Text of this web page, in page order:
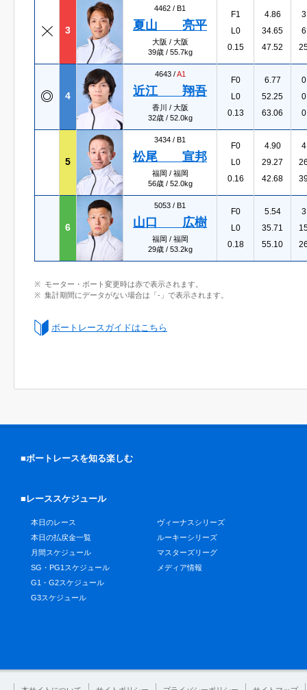
3
4462 / B1
夏山 亮平
大阪 / 大阪
39歳 / 55.7kg
F1
L0
0.15
4.86
34.65
47.52
4
4643 /A1
近江 翔吾
香川 / 大阪
32歳 / 52.0kg
F0
L0
0.13
6.77
52.25
63.06
5
3434 / B1
松尾 宣邦
福岡 / 福岡
56歳 / 52.0kg
F0
L0
0.16
4.90
29.27
42.68
6
5053 / B1
山口 広樹
福岡 / 福岡
29歳 / 53.2kg
F0
L0
0.18
5.54
35.71
55.10
モーター・ボート変更時は赤で表示されます。
集計期間にデータがない場合は「-」で表示されます。
ボートレースガイドはこちら
■ボートレースを知る楽しむ
■レーススケジュール
本日のレース
本日の払戻金一覧
月間スケジュール
SG・PG1スケジュール
G1・G2スケジュール
G3スケジュール
ヴィーナスシリーズ
ルーキーシリーズ
マスターズリーグ
メディア情報